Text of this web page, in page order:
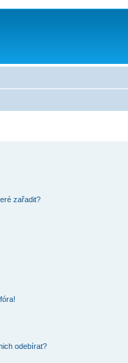
zařadit?
odebírat?